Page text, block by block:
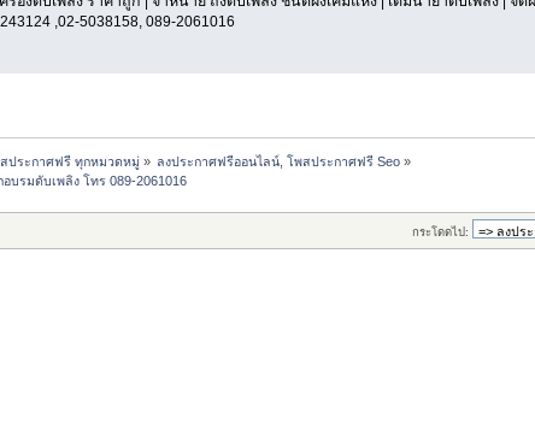
,02-5038158, 089-2061016
ประกาศฟรี ทุกหมวดหมู่» ลงประกาศฟรีออนไลน์, โพสประกาศฟรี Seo»
บรมดับเพลิง โทร 089-2061016
กระโดดไป: